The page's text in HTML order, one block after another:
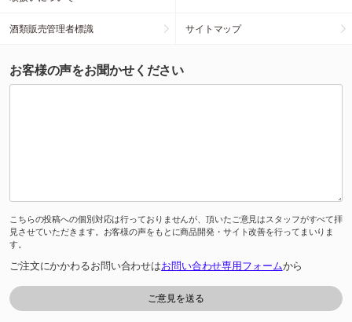
酒類販売管理者標識 サイトマップ
お客様の声をお聞かせください
こちらの投稿への個別対応は行っておりませんが、頂いたご意見はスタッフがすべて拝
見させていただきます。お客様の声をもとに商品開発・サイト改善を行ってまいりま
す。
ご注文にかかわるお問い合わせはお問い合わせ専用フォームから